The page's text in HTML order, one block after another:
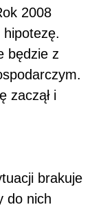
2008
hipotezę.
będzie z
zaczął i
brakuje
do nich